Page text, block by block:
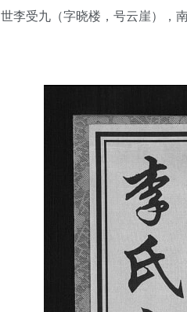
世李受九（字晓楼，号云崖），